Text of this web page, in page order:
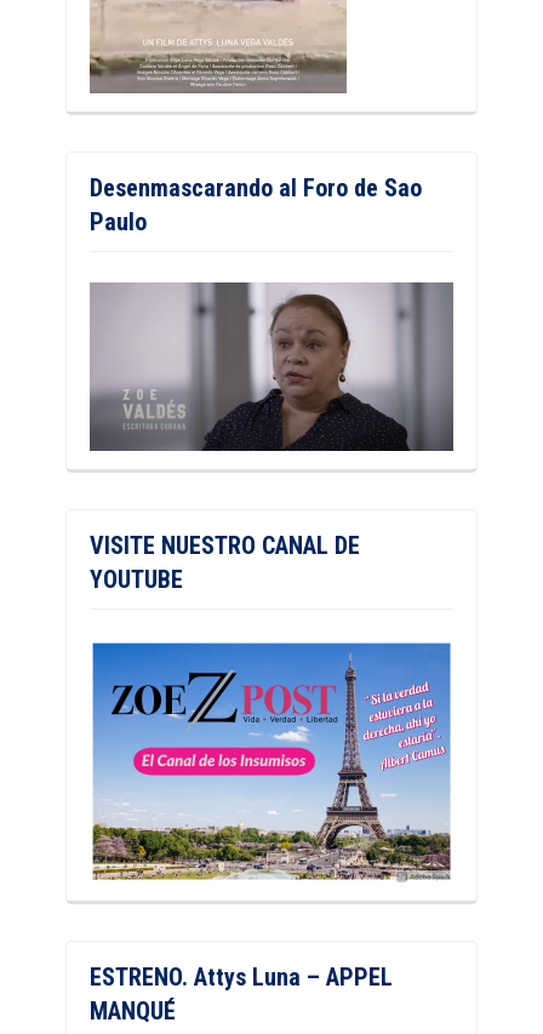
Desenmascarando al Foro de Sao
Paulo
VISITE NUESTRO CANAL DE
YOUTUBE
ESTRENO. Attys Luna – APPEL
MANQUÉ